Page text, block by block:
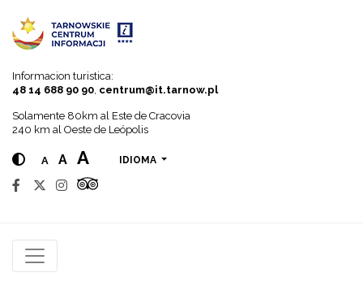
Informacion turistica:
48 14 688 90 90 centrum@it.tarnow.pl
Solamente 80km al Este de Cracovia
240 km al Oeste de Leópolis
A A A IDIOMA